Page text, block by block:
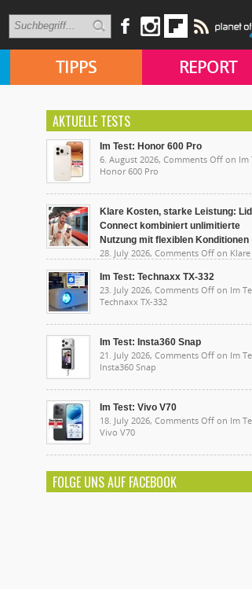
TIPPS REPORT
AKTUELLE TESTS
Im Test: Honor 600 Pro
6. August 2026, Comments Off on Im
Honor 600 Pro
Klare Kosten, starke Leistung: Lidl
Connect kombiniert unlimitierte
Nutzung mit flexiblen Konditionen
28. July 2026, Comments Off on Klare
unlimitierte Nutzung mit flexiblen Konditionen
Im Test: Technaxx TX-332
23. July 2026, Comments Off on Im
Technaxx TX-332
Im Test: Insta360 Snap
21. July 2026, Comments Off on Im
Insta360 Snap
Im Test: Vivo V70
18. July 2026, Comments Off on Im
Vivo V70
FOLGE UNS AUF FACEBOOK